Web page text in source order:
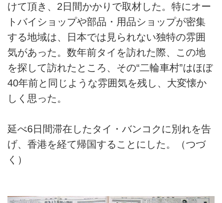
けて頂き、2日間かかりで取材した。特にオー
トバイショップや部品・用品ショップが密集
する地域は、日本では見られない独特の雰囲
気があった。数年前タイを訪れた際、この地
を探して訪れたところ、その“二輪車村”はほぼ
40年前と同じような雰囲気を残し、大変懐か
しく思った。
延べ6日間滞在したタイ・バンコクに別れを告
げ、香港を経て帰国することにした。（つづ
く）